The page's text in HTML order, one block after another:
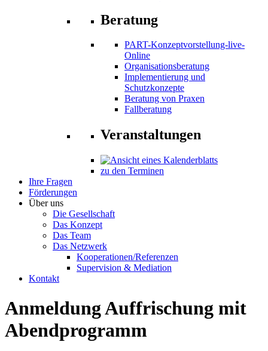
Beratung
PART-Konzeptvorstellung-live-
Online
Organisationsberatung
Implementierung und
Schutzkonzepte
Beratung von Praxen
Fallberatung
Veranstaltungen
zu den Terminen
Ihre Fragen
Förderungen
Über uns
Die Gesellschaft
Das Konzept
Das Team
Das Netzwerk
Kooperationen/Referenzen
Supervision & Mediation
Kontakt
Anmeldung Auffrischung mit
Abendprogramm